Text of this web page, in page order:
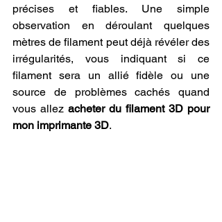
précises et fiables. Une simple
observation en déroulant quelques
mètres de filament peut déjà révéler des
irrégularités, vous indiquant si ce
filament sera un allié fidèle ou une
source de problèmes cachés quand
vous allez acheter du filament 3D pour
mon imprimante 3D.